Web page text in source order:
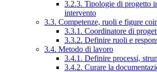
3.2.3. Tipologie di progetto
intervento
3.3. Competenze, ruoli e figure
3.3.1. Coordinatore di
3.3.2. Definire ruoli e
3.4. Metodo di lavoro
3.4.1. Definire processi,
3.4.2. Curare la